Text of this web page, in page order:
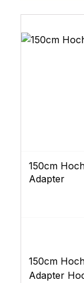
150cm
Adapter
150cm
Adapter